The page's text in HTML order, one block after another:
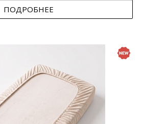
ПОДРОБНЕЕ